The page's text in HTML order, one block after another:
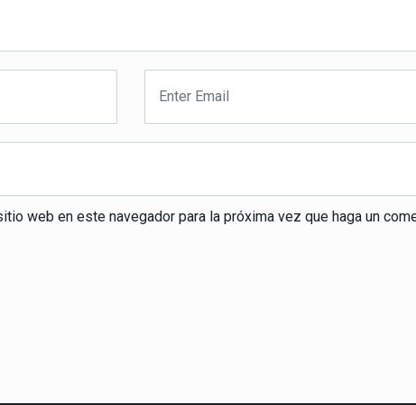
web en este navegador para la próxima vez que haga un